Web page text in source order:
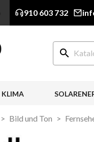
910 603 732
search
KLIMA
Bild und Ton